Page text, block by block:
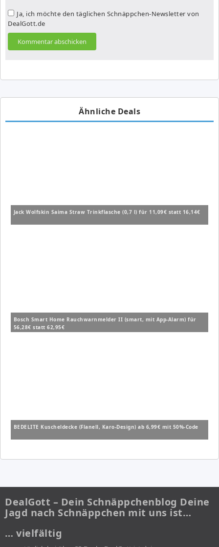
Ja, ich möchte den täglichen Schnäppchen-Newsletter von
DealGott.de
Ähnliche Deals
Jack Wolfskin Saima Straw Trinkflasche (0,7 l) für 11,09€ statt 16,14€
Bosch Smart Home Rauchwarnmelder II (smart, mit App-Alarm) für
56,28€ statt 62,95€
BEDELITE Kuscheldecke (Flanell, Karo-Design) ab 6,99€ mit 50%-Code
DealGott – Dein Schnäppchenblog Deine
Jagd nach Schnäppchen mit uns ist…
… vielfältig